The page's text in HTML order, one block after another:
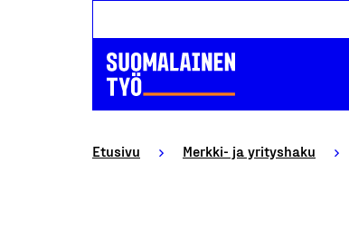
Etusivu Merkki- ja yrityshaku